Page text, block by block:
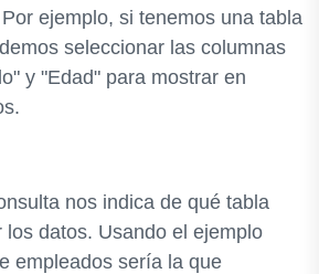
ejemplo, si tenemos una tabla
seleccionar las columnas
y "Edad" para mostrar en
nos indica de qué tabla
los datos. Usando el ejemplo
empleados sería la que